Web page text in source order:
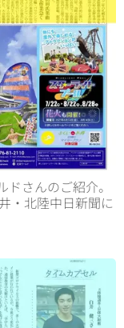
さんのご紹介。
・北陸中日新聞に